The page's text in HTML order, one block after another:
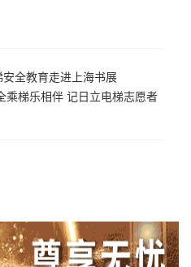
全教育走进上海书展
乘梯乐相伴 记日立电梯志愿者